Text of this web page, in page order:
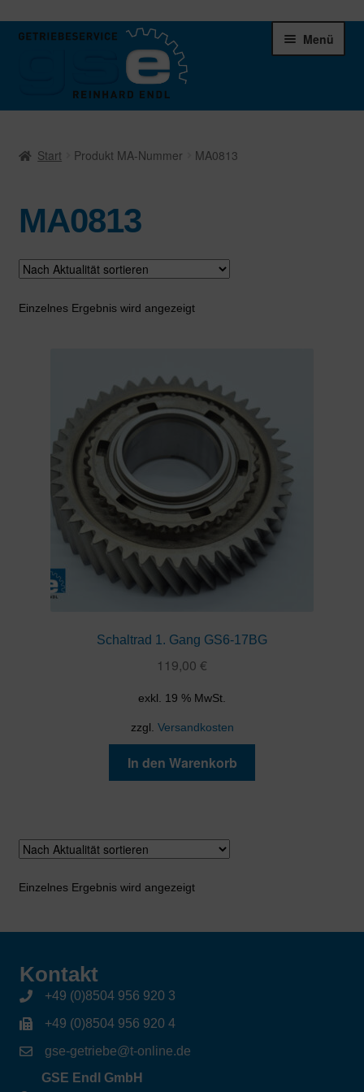
Zur
Zum
Menü
Schaltgetriebe
Verteilergetriebe
Warenkorb
Start Produkt MA-Nummer MA0813
MA0813
Einzelnes Ergebnis wird angezeigt
Schaltrad 1. Gang GS6-17BG
119,00 €
exkl. 19 % MwSt.
zzgl. Versandkosten
In den Warenkorb
Einzelnes Ergebnis wird angezeigt
Kontakt
+49 (0)8504 956 920 3
+49 (0)8504 956 920 4
gse-getriebe@t-online.de
GSE Endl GmbH